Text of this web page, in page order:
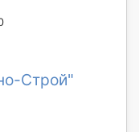
Строй"